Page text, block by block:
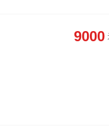
9000